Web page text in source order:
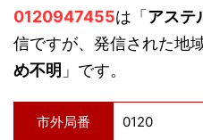
0120947455は「アステ
信ですが、発信された地
め不明 」です。
市外局番 0120